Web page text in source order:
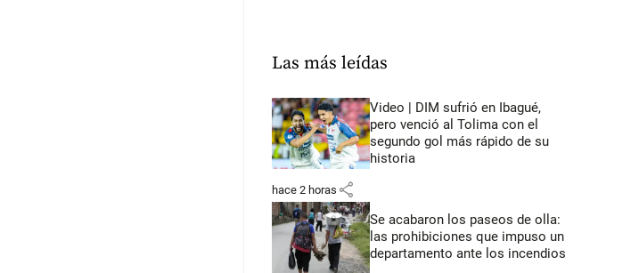
Las más leídas
Video | DIM sufrió en Ibagué,
pero venció al Tolima con el
segundo gol más rápido de su
historia
hace 2 horas share
Se acabaron los paseos de olla:
las prohibiciones que impuso un
departamento ante los incendios